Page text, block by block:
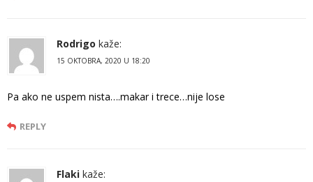
Rodrigo kaže:
15 OKTOBRA, 2020 U 18:20
Pa ako ne uspem nista….makar i trece…nije lose
REPLY
Flaki kaže: